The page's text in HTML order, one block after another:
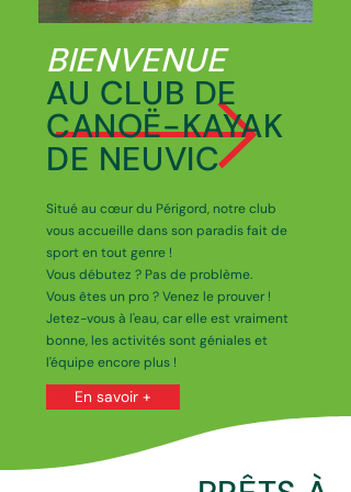
BIENVENUE
AU CLUB DE
CANOË-KAYAK
DE NEUVIC
Situé au cœur du Périgord, notre club
vous accueille dans son paradis fait de
sport en tout genre !
Vous débutez ? Pas de problème.
Vous êtes un pro ? Venez le prouver !
Jetez-vous à l'eau, car elle est vraiment
bonne, les activités sont géniales et
l'équipe encore plus !​
En savoir +